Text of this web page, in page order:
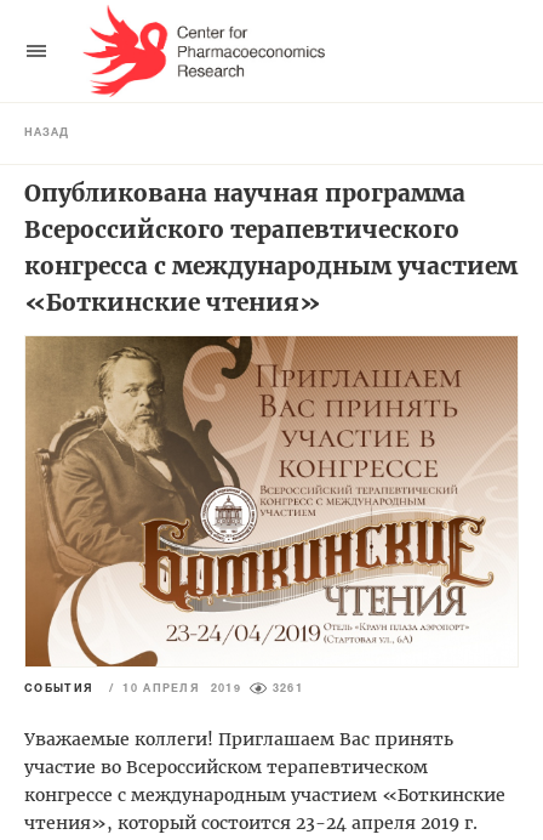
НАЗАД
Опубликована научная программа
Всероссийского терапевтического
конгресса с международным участием
«Боткинские чтения»
СОБЫТИЯ / 10 АПРЕЛЯ 2019 3261
Уважаемые коллеги! Приглашаем Вас принять
участие во Всероссийском терапевтическом
конгрессе с международным участием «Боткинские
чтения», который состоится 23-24 апреля 2019 г.